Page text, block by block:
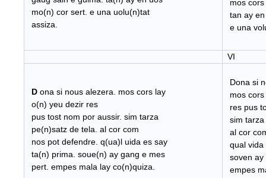
mo(n) cor sert. e una uolu(n)tat
assiza.
mos
tan ay
e una
VI
D ona si nous alezera. mos cors lay
o(n) yeu dezir res
pus tost nom por aussir. sim tarza
pe(n)satz de tela. al cor com
nos pot defendre. q(ua)l uida es say
ta(n) prima. soue(n) ay gang e mes
pert. empes mala lay co(n)quiza.
Dona si
mos
res pus
sim
al cor
qual vida
soven
empes